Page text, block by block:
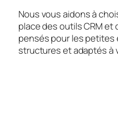
Nous vous aidons à
place des outils CRM et
pensés pour les petites
structures et adaptés à